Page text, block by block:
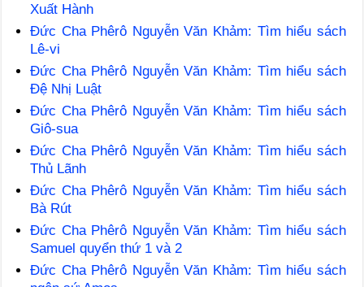
Xuất Hành
Đức Cha Phêrô Nguyễn Văn Khảm: Tìm hiểu sách
Lê-vi
Đức Cha Phêrô Nguyễn Văn Khảm: Tìm hiểu sách
Đệ Nhị Luật
Đức Cha Phêrô Nguyễn Văn Khảm: Tìm hiểu sách
Giô-sua
Đức Cha Phêrô Nguyễn Văn Khảm: Tìm hiểu sách
Thủ Lãnh
Đức Cha Phêrô Nguyễn Văn Khảm: Tìm hiểu sách
Bà Rút
Đức Cha Phêrô Nguyễn Văn Khảm: Tìm hiểu sách
Samuel quyển thứ 1 và 2
Đức Cha Phêrô Nguyễn Văn Khảm: Tìm hiểu sách